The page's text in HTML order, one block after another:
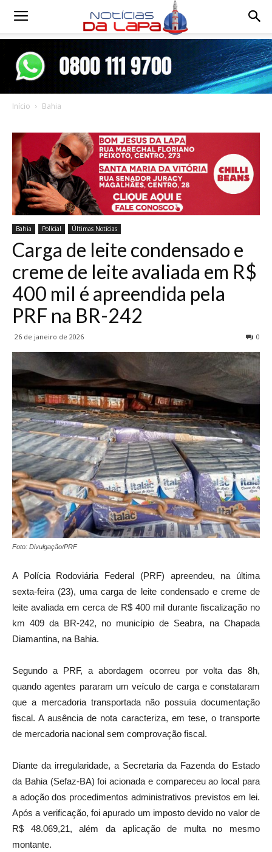
Notícias
Início Bahia
Bahia Polícial Últimas Notícias
Carga de leite condensado e
creme de leite avaliada em R$
400 mil é apreendida pela
PRF na BR-242
26 de janeiro de 2026 0
Foto: Divulgação/PRF
A Polícia Rodoviária Federal (PRF) apreendeu, na última
sexta-feira (23), uma carga de leite condensado e creme de
leite avaliada em cerca de R$ 400 mil durante fiscalização no
km 409 da BR-242, no município de Seabra, na Chapada
Diamantina, na Bahia.
Segundo a PRF, a abordagem ocorreu por volta das 8h,
quando agentes pararam um veículo de carga e constataram
que a mercadoria transportada não possuía documentação
fiscal. A ausência de nota caracteriza, em tese, o transporte
de mercadoria nacional sem comprovação fiscal.
Diante da irregularidade, a Secretaria da Fazenda do Estado
da Bahia (Sefaz-BA) foi acionada e compareceu ao local para
a adoção dos procedimentos administrativos previstos em lei.
Após a verificação, foi apurado um imposto devido no valor de
R$ 48.069,21, além da aplicação de multa no mesmo
montante.